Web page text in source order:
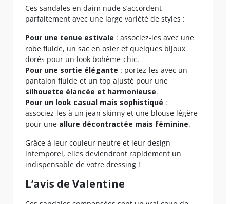
Ces sandales en daim nude s’accordent
parfaitement avec une large variété de styles :
Pour une tenue estivale : associez-les avec une
robe fluide, un sac en osier et quelques bijoux
dorés pour un look bohème-chic.
Pour une sortie élégante : portez-les avec un
pantalon fluide et un top ajusté pour une
silhouette élancée et harmonieuse.
Pour un look casual mais sophistiqué :
associez-les à un jean skinny et une blouse légère
pour une allure décontractée mais féminine.
Grâce à leur couleur neutre et leur design
intemporel, elles deviendront rapidement un
indispensable de votre dressing !
L’avis de Valentine